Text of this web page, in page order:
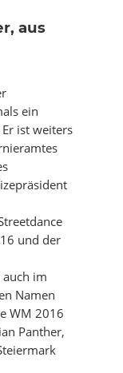
aus
ein
ist weiters
und der
im
Namen
WM 2016
Panther,